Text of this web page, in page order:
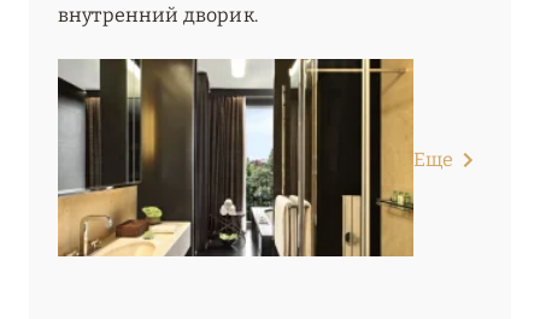
внутренний дворик.
Еще